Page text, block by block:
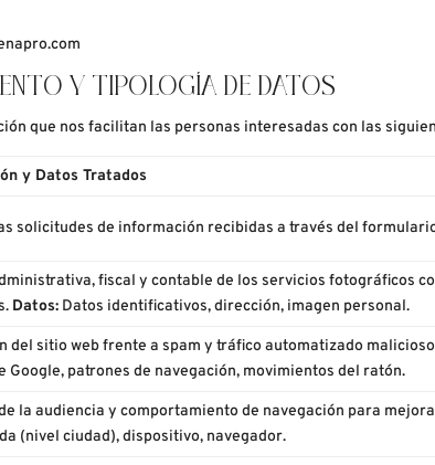
Y TIPOLOGÍA DE DATOS
que nos facilitan las personas interesadas con las
y Datos Tratados
solicitudes de información recibidas a través del
fiscal y contable de los servicios fotográficos
Datos: Datos identificativos, dirección, imagen personal.
del sitio web frente a spam y tráfico automatizado
Google, patrones de navegación, movimientos del ratón.
la audiencia y comportamiento de navegación para
(nivel ciudad), dispositivo, navegador.